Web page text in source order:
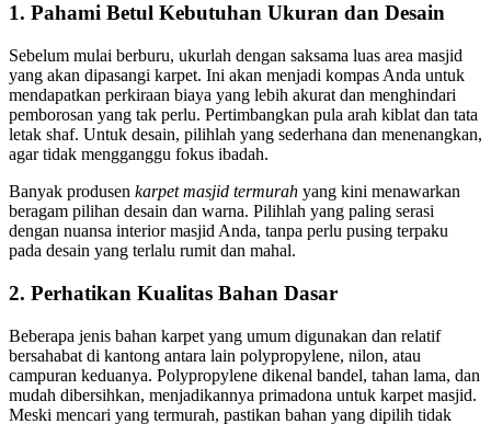
1. Pahami Betul Kebutuhan Ukuran dan Desain
Sebelum mulai berburu, ukurlah dengan saksama luas area masjid
yang akan dipasangi karpet. Ini akan menjadi kompas Anda untuk
mendapatkan perkiraan biaya yang lebih akurat dan menghindari
pemborosan yang tak perlu. Pertimbangkan pula arah kiblat dan tata
letak shaf. Untuk desain, pilihlah yang sederhana dan menenangkan,
agar tidak mengganggu fokus ibadah.
Banyak produsen karpet masjid termurah yang kini menawarkan
beragam pilihan desain dan warna. Pilihlah yang paling serasi
dengan nuansa interior masjid Anda, tanpa perlu pusing terpaku
pada desain yang terlalu rumit dan mahal.
2. Perhatikan Kualitas Bahan Dasar
Beberapa jenis bahan karpet yang umum digunakan dan relatif
bersahabat di kantong antara lain polypropylene, nilon, atau
campuran keduanya. Polypropylene dikenal bandel, tahan lama, dan
mudah dibersihkan, menjadikannya primadona untuk karpet masjid.
Meski mencari yang termurah, pastikan bahan yang dipilih tidak